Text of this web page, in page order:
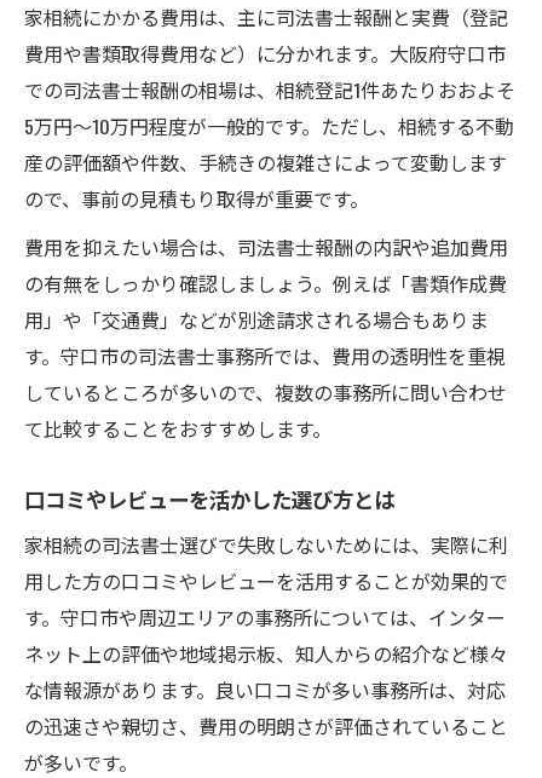
家相続にかかる費用は、主に司法書士報酬と実費（登記
費用や書類取得費用など）に分かれます。大阪府守口市
での司法書士報酬の相場は、相続登記1件あたりおおよそ
5万円～10万円程度が一般的です。ただし、相続する不動
産の評価額や件数、手続きの複雑さによって変動します
ので、事前の見積もり取得が重要です。
費用を抑えたい場合は、司法書士報酬の内訳や追加費用
の有無をしっかり確認しましょう。例えば「書類作成費
用」や「交通費」などが別途請求される場合もありま
す。守口市の司法書士事務所では、費用の透明性を重視
しているところが多いので、複数の事務所に問い合わせ
て比較することをおすすめします。
口コミやレビューを活かした選び方とは
家相続の司法書士選びで失敗しないためには、実際に利
用した方の口コミやレビューを活用することが効果的で
す。守口市や周辺エリアの事務所については、インター
ネット上の評価や地域掲示板、知人からの紹介など様々
な情報源があります。良い口コミが多い事務所は、対応
の迅速さや親切さ、費用の明朗さが評価されていること
が多いです。